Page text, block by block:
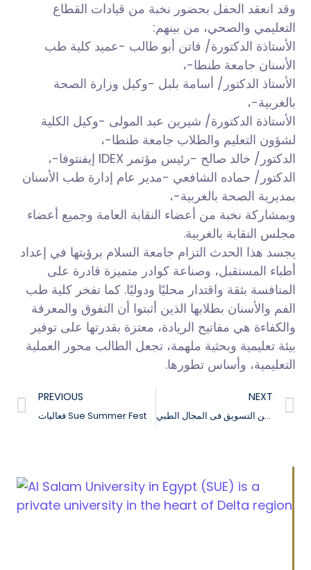
وقد انعقد الحفل بحضور نخبة من قيادات القطاع
التعليمي والصحي، من بينهم:
الأستاذة الدكتورة/ فاتن أبو طالب -عميد كلية طب
الأسنان جامعة طنطا-،
الأستاذ الدكتور/ أسامة بلبل -وكيل وزارة الصحة
بالغربية-،
الأستاذة الدكتورة/ شيرين عبد المولى -وكيل الكلية
لشؤون التعليم والطلاب جامعة طنطا-،
الدكتور/ خالد صالح -رئيس مؤتمر IDEX إيفنتوفا-،
الدكتور/ حماده الشافعي -مدير عام إدارة طب الأسنان
بمديرية الصحة بالغربية-،
وبمشاركة نخبة من أعضاء النقابة العامة وجميع أعضاء
مجلس النقابة بالغربية.
يجسد هذا الحدث التزام جامعة السلام برؤيتها في إعداد
أطباء المستقبل، وصناعة كوادر متميزة قادرة على
المنافسة بثقة واقتدار محليًا ودوليًا. كما تفخر كلية طب
الفم والأسنان بطلابها الذين أثبتوا أن التفوق والمعرفة
والكفاءة هي مفاتيح الريادة، معتزة بقدرتها على توفير
بيئة تعليمية وبحثية ملهمة، تجعل الطالب محور العملية
التعليمية، وأساس تطورها.
PREVIOUS
فعاليات Sue Summer Fest
NEXT
تنظيم ندوة عن التسويق فى المجال الطبي